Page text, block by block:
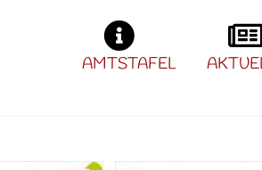
AMTSTAFEL